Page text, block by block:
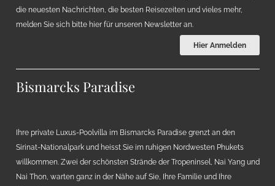
die neuesten Nachrichten, die besten Reisezeiten und vieles mehr,
melden Sie sich bitte hier für unseren Newsletter an.
Hier Anmelden
Bismarcks Paradise
Ihre private Luxus-Poolvilla im Bismarcks Paradise grenzt an den
Sirinat-Nationalpark und heisst Sie im ruhigen Nordwesten Phukets
willkommen. Zwei der schönsten Strände der Tropeninsel, Nai Yang und
Nai Thon, warten ganz in der Nähe auf Sie, Ihre Familie und Ihre